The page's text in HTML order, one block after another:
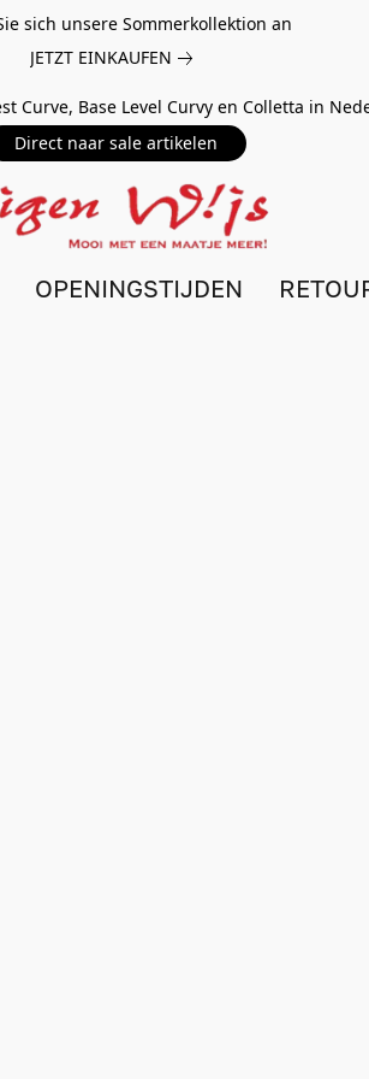
sich unsere Sommerkollektion an
JETZT EINKAUFEN
Curve, Base Level Curvy en Colletta in
Direct naar sale artikelen
OPENINGSTIJDEN